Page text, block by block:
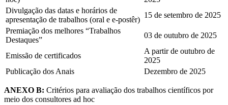
Divulgação das datas e horários de
apresentação de trabalhos (oral e e-postêr)
15 de setembro de 2025
Premiação dos melhores “Trabalhos
Destaques”
03 de outubro de 2025
Emissão de certificados
A partir de outubro de
2025
Publicação dos Anais
Dezembro de 2025
ANEXO B: Critérios para avaliação dos trabalhos científicos por
meio dos consultores ad hoc